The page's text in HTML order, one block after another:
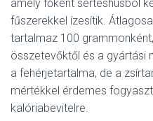
amely főként sertéshúsból
fűszerekkel ízesítik.
tartalmaz 100
összetevőktől és a gyártási
a fehérjetartalma, de a
mértékkel érdemes
kalóriabevitelre.